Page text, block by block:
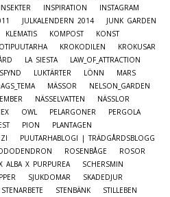
INSEKTER INSPIRATION
INSTAGRAM
JULKALENDERN 2014
JUNK GARDEN
KLEMATIS KOMPOST
KONST
KROKODILEN
KROKUSAR
LA SIESTA
LAW_OF_ATTRACTION
LUKTÄRTER LÖNN
MARS
MÄSSOR
NELSON_GARDEN
NÄSSELVATTEN
NÄSSLOR
OWL PELARGONER
PERGOLA
PION
PLANTAGEN
PUUTARHABLOGI | TRÄDGÅRDSBLOGG
ROSENBÅGE
ROSOR
ALBA X PURPUREA
SCHERSMIN
SJUKDOMAR
SKADEDJUR
STENARBETE STENBÄNK
STILLEBEN